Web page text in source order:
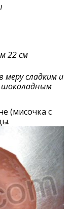
22 см
сладким и
(мисочка с